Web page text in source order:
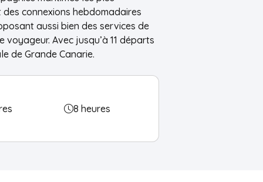
connexions hebdomadaires
aussi bien des services de
Avec jusqu’à 11 départs
de Grande Canarie.
8 heures